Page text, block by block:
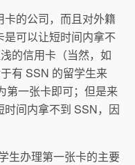
的公司，而且对外籍
可以让短时间内拿不
的信用卡（当然，如
有 SSN 的留学生来
第一张卡即可；但是来
间内拿不到 SSN，因
生办理第一张卡的主要